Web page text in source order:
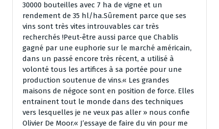
30000 bouteilles avec 7 ha de vigne et un
rendement de 35 hl/ha.Sûrement parce que ses
vins sont très vites introuvables car très
recherchés !Peut-être aussi parce que Chablis
gagné par une euphorie sur le marché américain,
dans un passé encore très récent, a utilisé à
volonté tous les artifices à sa portée pour une
production soutenue de vins.« Les grandes
maisons de négoce sont en position de force. Elles
entrainent tout le monde dans des techniques
vers lesquelles je ne veux pas aller » nous confie
Olivier De Moor.« J’essaye de faire du vin pour me